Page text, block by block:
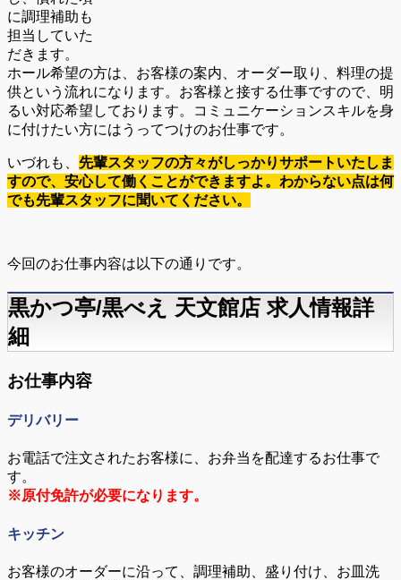
に調理補助も
担当していた
だきます。
ホール希望の方は、お客様の案内、オーダー取り、料理の提
供という流れになります。お客様と接する仕事ですので、明
るい対応希望しております。コミュニケーションスキルを身
に付けたい方にはうってつけのお仕事です。
いづれも、 先輩スタッフの方々がしっかりサポートいたしま
すので、安心して働くことができますよ。わからない点は何
でも先輩スタッフに聞いてください。
今回のお仕事内容は以下の通りです。
黒かつ亭/黒べえ 天文館店 求人情報詳
細
お仕事内容
デリバリー
お電話で注文されたお客様に、お弁当を配達するお仕事で
す。
※原付免許が必要になります。
キッチン
お客様のオーダーに沿って、調理補助、盛り付け、お皿洗